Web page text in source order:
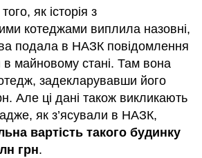
як історія з
котеджами виплила назовні,
подала в НАЗК повідомлення
в майновому стані. Там вона
задекларувавши його
Але ці дані також викликають
як з’ясували в НАЗК,
вартість такого будинку
грн.